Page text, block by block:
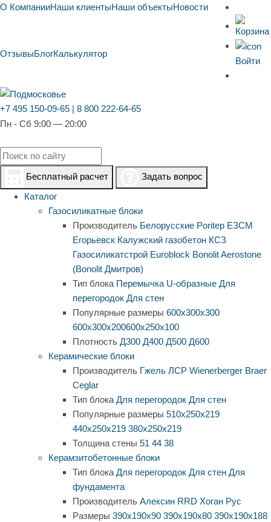
О КомпанииНаши клиентыНаши объектыНовости
ОтзывыБлогКалькулятор
Войти
+7 495 150-09-65 | 8 800 222-64-65
Пн - Сб 9:00 — 20:00
Бесплатный расчет
Задать вопрос
Каталог
Газосиликатные блоки
Производитель Белорусские Poritep ЕЗСМ
Егорьевск Калужский газобетон КСЗ
Газосиликатстрой Euroblock BonolitAerostone
(Bonolit Дмитров)
Тип блока Перемычка U-образные Для
перегородок Для стен
Популярные размеры 600х300х300
600х300х200600х250х100
Плотность Д300 Д400 Д500 Д600
Керамические блоки
Производитель Гжель ЛСР Wienerberger Braer
Ceglar
Тип блока Для перегородок Для стен
Популярные размеры 510х250х219
440х250х219 380х250х219
Толщина стены 51 44 38
Керамзитобетонные блоки
Тип блока Для перегородок Для стен Для
фундамента
Производитель Алексин RRD Хоган Рус
Размеры 390х190х90 390х190х80 390х190х188